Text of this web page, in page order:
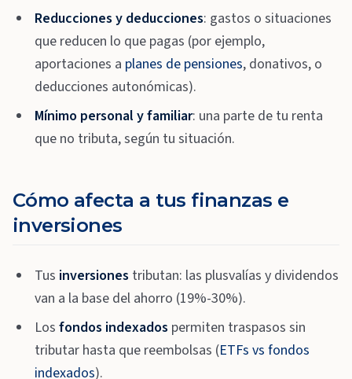
Reducciones y deducciones: gastos o situaciones
que reducen lo que pagas (por ejemplo,
aportaciones a planes de pensiones, donativos, o
deducciones autonómicas).
Mínimo personal y familiar: una parte de tu renta
que no tributa, según tu situación.
Cómo afecta a tus finanzas e
inversiones
Tus inversiones tributan: las plusvalías y dividendos
van a la base del ahorro (19%-30%).
Los fondos indexados permiten traspasos sin
tributar hasta que reembolsas (ETFs vs fondos
indexados).